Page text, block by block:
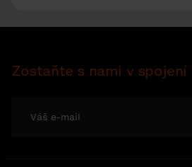
Zostaňte s nami v spojení